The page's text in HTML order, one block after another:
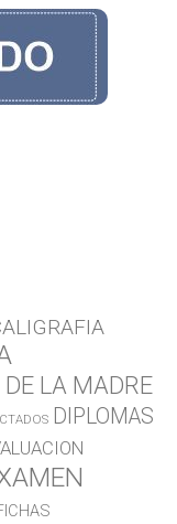
DE LA MADRE
DIPLOMAS